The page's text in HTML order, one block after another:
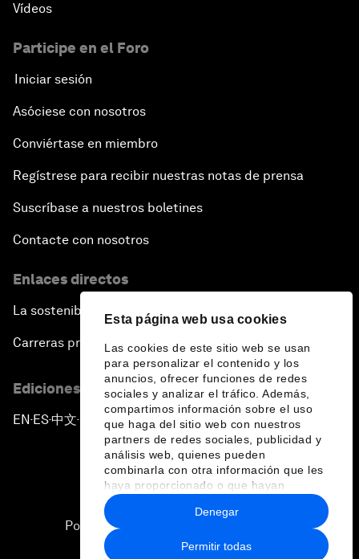
Esta página web usa cookies
Las cookies de este sitio web se usan
para personalizar el contenido y los
anuncios, ofrecer funciones de redes
sociales y analizar el tráfico. Además,
compartimos información sobre el uso
que haga del sitio web con nuestros
partners de redes sociales, publicidad y
análisis web, quienes pueden
combinarla con otra información que les
haya proporcionado o que hayan
recopilado a partir del uso que haya
hecho de sus servicios.
Permitir todas
Denegar
Vídeos
Participe en el Foro
Iniciar sesión
Asóciese con nosotros
Conviértase en miembro
Regístrese para recibir nuestras notas de prensa
Suscríbase a nuestros boletines
Contacte con nosotros
Enlaces directos
La sostenibilidad en el Foro
Carreras profesionales
Ediciones en otros idiomas
EN ▪ ES▪中文▪ 日本語
Política de privacidad y normas de uso